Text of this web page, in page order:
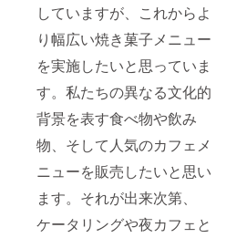
していますが、これからよ
り幅広い焼き菓子メニュー
を実施したいと思っていま
す。私たちの異なる文化的
背景を表す食べ物や飲み
物、そして人気のカフェメ
ニューを販売したいと思い
ます。それが出来次第、
ケータリングや夜カフェと